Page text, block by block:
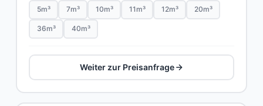
5m³ 7m³ 10m³ 11m³ 12m³ 20m³
36m³ 40m³
Weiter zur Preisanfrage